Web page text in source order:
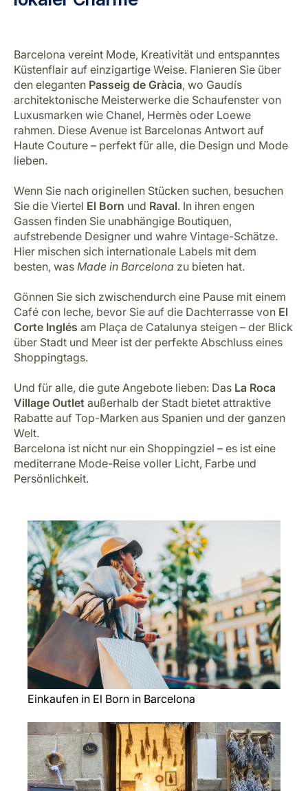
Barcelona vereint Mode, Kreativität und entspanntes
Küstenflair auf einzigartige Weise. Flanieren Sie über
den eleganten Passeig de Gràcia, wo Gaudís
architektonische Meisterwerke die Schaufenster von
Luxusmarken wie Chanel, Hermès oder Loewe
rahmen. Diese Avenue ist Barcelonas Antwort auf
Haute Couture – perfekt für alle, die Design und Mode
lieben.
Wenn Sie nach originellen Stücken suchen, besuchen
Sie die Viertel El Born und Raval. In ihren engen
Gassen finden Sie unabhängige Boutiquen,
aufstrebende Designer und wahre Vintage-Schätze.
Hier mischen sich internationale Labels mit dem
besten, was Made in Barcelona zu bieten hat.
Gönnen Sie sich zwischendurch eine Pause mit einem
Café con leche, bevor Sie auf die Dachterrasse von El
Corte Inglés am Plaça de Catalunya steigen – der Blick
über Stadt und Meer ist der perfekte Abschluss eines
Shoppingtags.
Und für alle, die gute Angebote lieben: Das La Roca
Village Outlet außerhalb der Stadt bietet attraktive
Rabatte auf Top-Marken aus Spanien und der ganzen
Welt.
Barcelona ist nicht nur ein Shoppingziel – es ist eine
mediterrane Mode-Reise voller Licht, Farbe und
Persönlichkeit.
Einkaufen in El Born in Barcelona